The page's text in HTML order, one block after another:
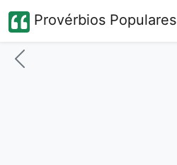
Provérbios Populares